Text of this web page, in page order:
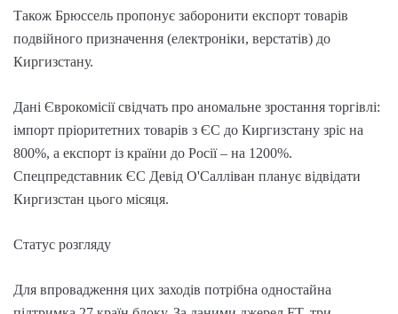
Також Брюссель пропонує заборонити експорт товарів
подвійного призначення (електроніки, верстатів) до
Киргизстану.
Дані Єврокомісії свідчать про аномальне зростання торгівлі:
імпорт пріоритетних товарів з ЄС до Киргизстану зріс на
800%, а експорт із країни до Росії – на 1200%.
Спецпредставник ЄС Девід О'Салліван планує відвідати
Киргизстан цього місяця.
Статус розгляду
Для впровадження цих заходів потрібна одностайна